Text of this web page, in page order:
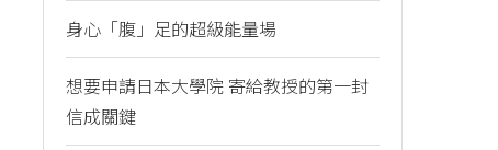
身心「腹」足的超級能量場
想要申請日本大學院 寄給教授的第一封
信成關鍵